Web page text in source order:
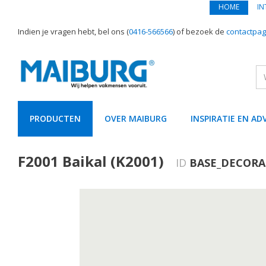
HOME
Indien je vragen hebt, bel ons (0416-566566) of bezoek de
PRODUCTEN OVER MAIBURG INSPIRATIE EN
F2001 Baikal (K2001) ID